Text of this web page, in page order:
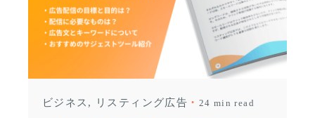
ビジネス リスティング広告 24 min read